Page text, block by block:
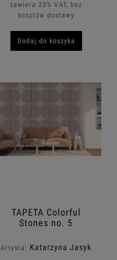
zawiera 23% VAT, bez
kosztów dostawy
Dodaj do koszyka
TAPETA Colorful
Stones no. 5
Artysta: Katarzyna Jasyk